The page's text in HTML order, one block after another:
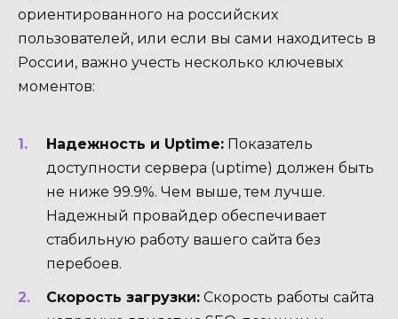
ориентированного на российских
пользователей, или если вы сами находитесь в
России, важно учесть несколько ключевых
моментов:
Надежность и Uptime: Показатель
доступности сервера (uptime) должен быть
не ниже 99.9%. Чем выше, тем лучше.
Надежный провайдер обеспечивает
стабильную работу вашего сайта без
перебоев.
Скорость загрузки: Скорость работы сайта